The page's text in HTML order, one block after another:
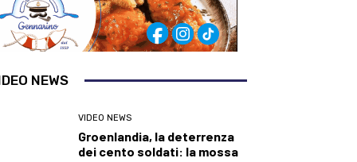
NEWS
VIDEO NEWS
Groenlandia, la deterrenza
dei cento soldati: la mossa